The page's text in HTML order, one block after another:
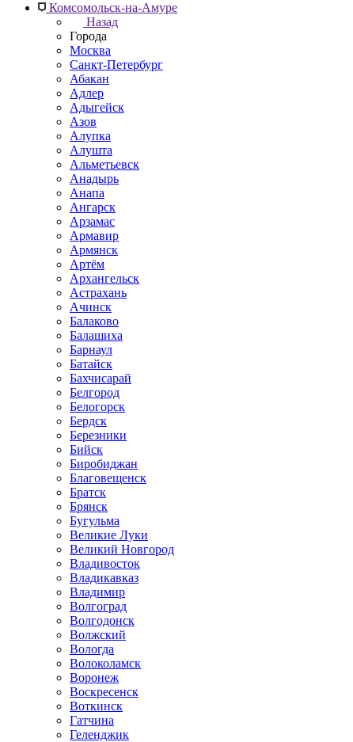
Комсомольск-на-Амуре
Назад
Города
Москва
Санкт-Петербург
Абакан
Адлер
Адыгейск
Азов
Алупка
Алушта
Альметьевск
Анадырь
Анапа
Ангарск
Арзамас
Армавир
Армянск
Артём
Архангельск
Астрахань
Ачинск
Балаково
Балашиха
Барнаул
Батайск
Бахчисарай
Белгород
Белогорск
Бердск
Березники
Бийск
Биробиджан
Благовещенск
Братск
Брянск
Бугульма
Великие Луки
Великий Новгород
Владивосток
Владикавказ
Владимир
Волгоград
Волгодонск
Волжский
Вологда
Волоколамск
Воронеж
Воскресенск
Воткинск
Гатчина
Геленджик